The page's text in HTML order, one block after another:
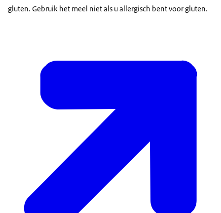
gluten. Gebruik het meel niet als u allergisch bent voor gluten.